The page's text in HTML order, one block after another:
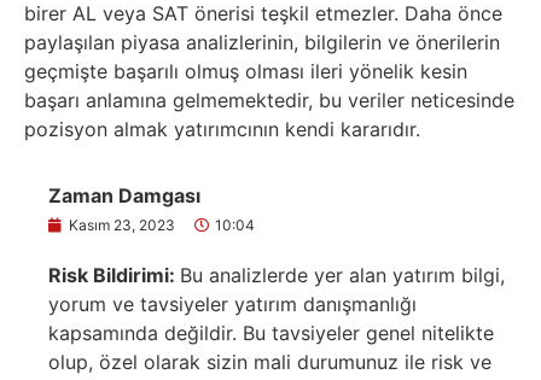
birer AL veya SAT önerisi teşkil etmezler. Daha önce
paylaşılan piyasa analizlerinin, bilgilerin ve önerilerin
geçmişte başarılı olmuş olması ileri yönelik kesin
başarı anlamına gelmemektedir, bu veriler neticesinde
pozisyon almak yatırımcının kendi kararıdır.
Zaman Damgası
Kasım 23, 2023 10:04
Risk Bildirimi: Bu analizlerde yer alan yatırım bilgi,
yorum ve tavsiyeler yatırım danışmanlığı
kapsamında değildir. Bu tavsiyeler genel nitelikte
olup, özel olarak sizin mali durumunuz ile risk ve